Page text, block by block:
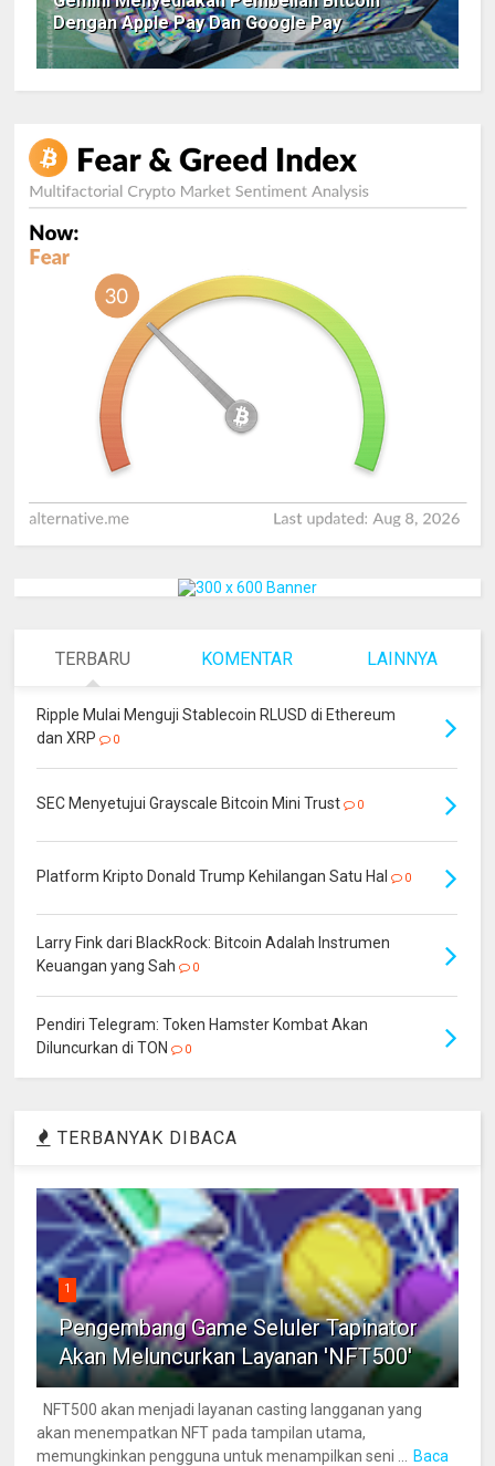
Dengan Apple Pay Dan Google Pay
TERBARU KOMENTAR LAINNYA
Ripple Mulai Menguji Stablecoin RLUSD di Ethereum
dan XRP
0
SEC Menyetujui Grayscale Bitcoin Mini Trust 0
Platform Kripto Donald Trump Kehilangan Satu Hal 0
Larry Fink dari BlackRock: Bitcoin Adalah Instrumen
Keuangan yang Sah
0
Pendiri Telegram: Token Hamster Kombat Akan
Diluncurkan di TON
0
TERBANYAK DIBACA
1
Pengembang Game Seluler Tapinator
Akan Meluncurkan Layanan 'NFT500'
NFT500 akan menjadi layanan casting langganan yang
akan menempatkan NFT pada tampilan utama,
memungkinkan pengguna untuk menampilkan seni ...
Baca